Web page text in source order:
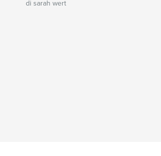
di sarah wert